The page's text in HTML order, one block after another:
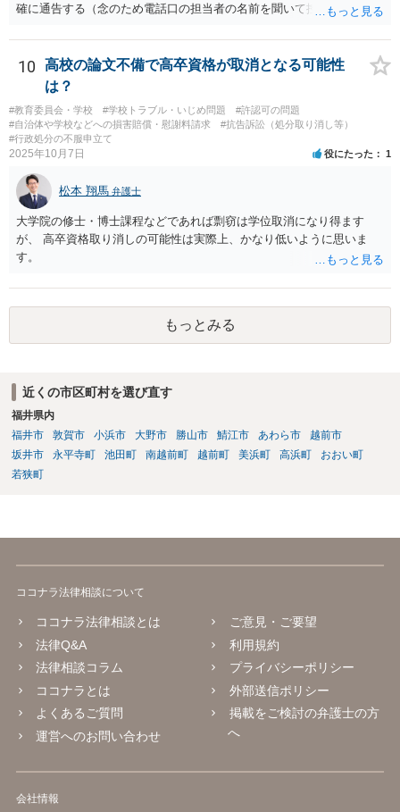
確に通告する（念のため電話口の担当者の名前を聞いて控えておく）
10
高校の論文不備で高卒資格が取消となる可能性
は？
#教育委員会・学校 #学校トラブル・いじめ問題
#許認可の問題
#自治体や学校などへの損害賠償・慰謝料請求
#抗告訴訟（処分取り消し等）
#行政処分の不服申立て
2025年10月7日 役にたった 1
松本 翔馬 弁護士
大学院の修士・博士課程などであれば剽窃は学位取消になり得ます
が、 高卒資格取り消しの可能性は実際上、かなり低いように思いま
す。
もっとみる
近くの市区町村を選び直す
福井県内
福井市
敦賀市 小浜市 大野市 勝山市 鯖江市 あわら市
越前市
坂井市
永平寺町 池田町 南越前町 越前町 美浜町 高浜町
おおい町
若狭町
ココナラ法律相談について
ココナラ法律相談とは
法律Q&A
法律相談コラム
ココナラとは
よくあるご質問
運営へのお問い合わせ
ご意見・ご要望
利用規約
プライバシーポリシー
外部送信ポリシー
掲載をご検討の弁護士の方
へ
会社情報